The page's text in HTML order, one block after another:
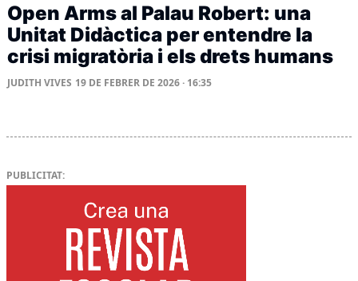
Open Arms al Palau Robert: una
Unitat Didàctica per entendre la
crisi migratòria i els drets humans
JUDITH VIVES 19 DE FEBRER DE 2026 · 16:35
PUBLICITAT: